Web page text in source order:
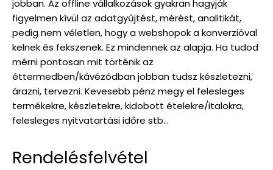
jobban. Az offline vállalkozások gyakran hagyják
figyelmen kívül az adatgyűjtést, mérést, analitikát,
pedig nem véletlen, hogy a webshopok a konverzióval
kelnek és fekszenek. Ez mindennek az alapja. Ha tudod
mérni pontosan mit történik az
éttermedben/kávézódban jobban tudsz készletezni,
árazni, tervezni. Kevesebb pénz megy el felesleges
termékekre, készletekre, kidobott ételekre/italokra,
felesleges nyitvatartási időre stb…
Rendelésfelvétel